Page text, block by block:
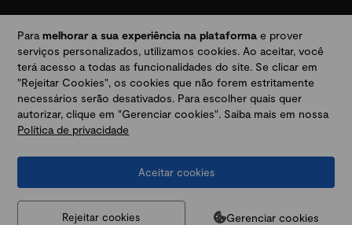
Redes sociais
Desbloqueie seu mundo crypto
Av. Brigadeiro Faria Lima, 3447, 9 andar - sala 11 - Itaim Bibi - São Paulo, SP, 04538-133,
Prevenção a golpes e fraudes|Regulamentos
Paramelhorar a sua experiência na plataforma e prover
serviços personalizados, utilizamos cookies. Ao aceitar, você
terá acesso a todas as funcionalidades do site. Se clicar em
"Rejeitar Cookies", os cookies que não forem estritamente
necessários serão desativados. Para escolher quais quer
autorizar, clique em "Gerenciar cookies". Saiba mais em nossa
Política de privacidade
Gerenciar cookies
Aceitar cookies
Rejeitar cookies